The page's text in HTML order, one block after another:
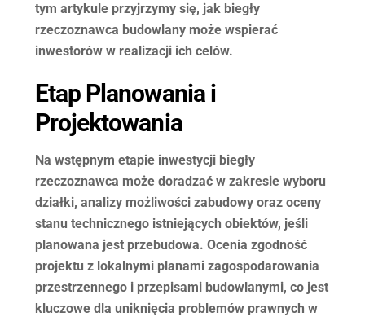
tym artykule przyjrzymy się, jak biegły
rzeczoznawca budowlany może wspierać
inwestorów w realizacji ich celów.
Etap Planowania i
Projektowania
Na wstępnym etapie inwestycji biegły
rzeczoznawca może doradzać w zakresie wyboru
działki, analizy możliwości zabudowy oraz oceny
stanu technicznego istniejących obiektów, jeśli
planowana jest przebudowa. Ocenia zgodność
projektu z lokalnymi planami zagospodarowania
przestrzennego i przepisami budowlanymi, co jest
kluczowe dla uniknięcia problemów prawnych w